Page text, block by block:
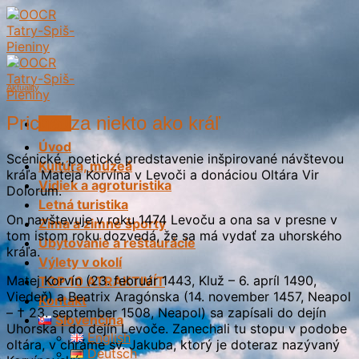
Skip
to
content
Úvod
Kultúra, múzeá
Vidiek a agroturistika
Letná turistika
Zima a zimné športy
Ubytovanie a reštaurácie
Výlety v okolí
TOP 10 ATRAKTIVÍT
Kontakt
Slovenčina
English
Deutsch
Aktuality
Prichádza niekto ako kráľ
Scénické, poetické predstavenie inšpirované návštevou
kráľa Mateja Korvína v Levoči a donáciou Oltára Vir
Dolorum.
On navštevuje v roku 1474 Levoču a ona sa v presne v
tom istom roku dozvedá, že sa má vydať za uhorského
kráľa.
Matej Korvín (23. február 1443, Kluž – 6. apríl 1490,
Viedeň) a Beatrix Aragónska (14. november 1457, Neapol
– † 23. september 1508, Neapol) sa zapísali do dejín
Uhorska i do dejín Levoče. Zanechali tu stopu v podobe
oltára, v chráme sv. Jakuba, ktorý je doteraz nazývaný